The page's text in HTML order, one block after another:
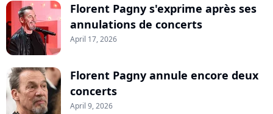
Florent Pagny s'exprime après ses
annulations de concerts
April 17, 2026
Florent Pagny annule encore deux
concerts
April 9, 2026